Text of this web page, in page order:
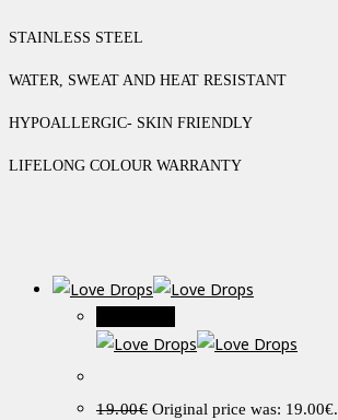
STAINLESS STEEL
WATER, SWEAT AND HEAT RESISTANT
HYPOALLERGIC- SKIN FRIENDLY
LIFELONG COLOUR WARRANTY
19.00€ Original price was: 19.00€.